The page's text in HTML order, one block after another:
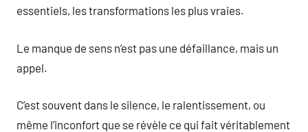
essentiels, les transformations les plus vraies.
Le manque de sens n’est pas une défaillance, mais un
appel.
C’est souvent dans le silence, le ralentissement, ou
même l’inconfort que se révèle ce qui fait véritablement